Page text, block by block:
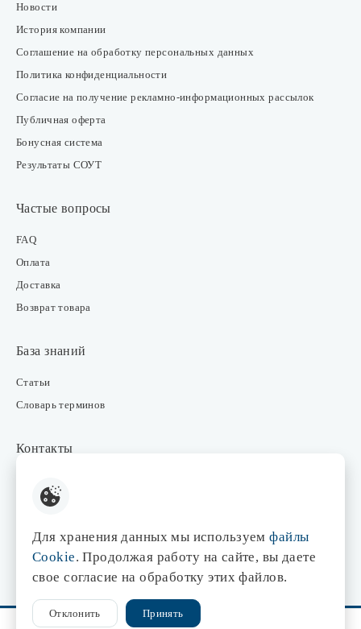
Новости
История компании
Соглашение на обработку персональных данных
Политика конфиденциальности
Согласие на получение рекламно-информационных рассылок
Публичная оферта
Бонусная система
Результаты СОУТ
Частые вопросы
FAQ
Оплата
Доставка
Возврат товара
База знаний
Статьи
Словарь терминов
Контакты
Интернет-магазин
Отдел маркетинга
© 1998-2026 Центр света «Эдисон»
Для хранения данных мы используемфайлы
Cookie. Продолжая работу на сайте, вы даете
свое согласие на обработку этих файлов.
Отклонить Принять